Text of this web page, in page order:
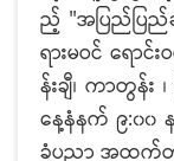
ည့် "အပြည်ပြည်
ရားမဝင် ရော
န်းချီ၊ ကာတွန်း
နေ့နံနက် ၉:၀၀
ခံပညာ အထက်တန်